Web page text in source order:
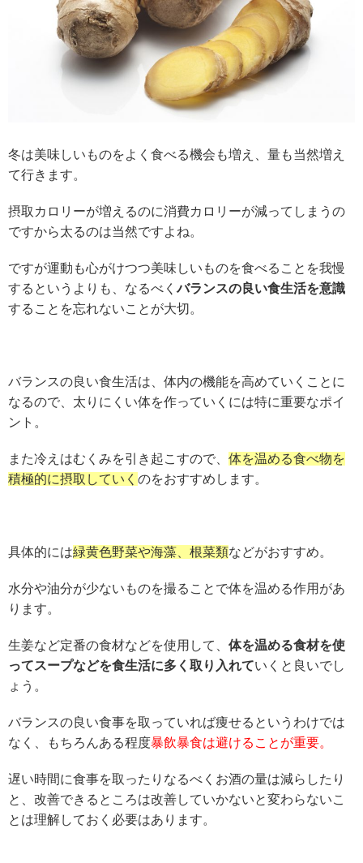
冬は美味しいものをよく食べる機会も増え、量も当然増え
て行きます。
摂取カロリーが増えるのに消費カロリーが減ってしまうの
ですから太るのは当然ですよね。
ですが運動も心がけつつ美味しいものを食べることを我慢
するというよりも、なるべくバランスの良い食生活を意識
することを忘れないことが大切。
バランスの良い食生活は、体内の機能を高めていくことに
なるので、太りにくい体を作っていくには特に重要なポイ
ント。
また冷えはむくみを引き起こすので、 体を温める食べ物を
積極的に摂取していく のをおすすめします。
具体的には緑黄色野菜や海藻、根菜類などがおすすめ。
水分や油分が少ないものを撮ることで体を温める作用があ
ります。
生姜など定番の食材などを使用して、 体を温める食材を使
ってスープなどを食生活に多く取り入れていくと良いでし
ょう。
バランスの良い食事を取っていれば痩せるというわけでは
なく、もちろんある程度暴飲暴食は避けることが重要。
遅い時間に食事を取ったりなるべくお酒の量は減らしたり
と、改善できるところは改善していかないと変わらないこ
とは理解しておく必要はあります。